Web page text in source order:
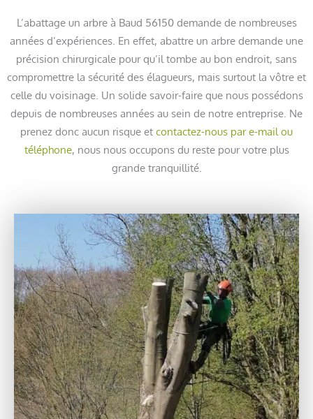
L’abattage un arbre à Baud 56150 demande de nombreuses
années d’expériences. En effet, abattre un arbre demande une
précision chirurgicale pour qu’il tombe au bon endroit, sans
compromettre la sécurité des élagueurs, mais surtout la vôtre et
celle du voisinage. Un solide savoir-faire que nous possédons
depuis de nombreuses années au sein de notre entreprise. Ne
prenez donc aucun risque et contactez-nous par e-mail ou
téléphone, nous nous occupons du reste pour votre plus
grande tranquillité.